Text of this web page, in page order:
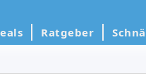
Ratgeber